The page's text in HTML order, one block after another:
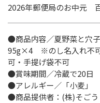
2026年郵便局のお中元
●商品内容／夏野菜と穴
95g×4 ※のし名入れ不可
可・手提げ袋不可
●賞味期間／冷蔵で20日
●アレルギー／「小麦」
●商品提供者：(株)そご